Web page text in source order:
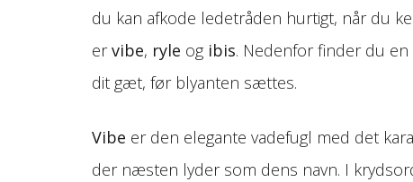
du kan afkode ledetråden hurtigt, når du
ervibe, ryle og ibis. Nedenfor finder du
dit gæt, før blyanten sættes.
Vibe er den elegante vadefugl med det
der næsten lyder som dens navn. I